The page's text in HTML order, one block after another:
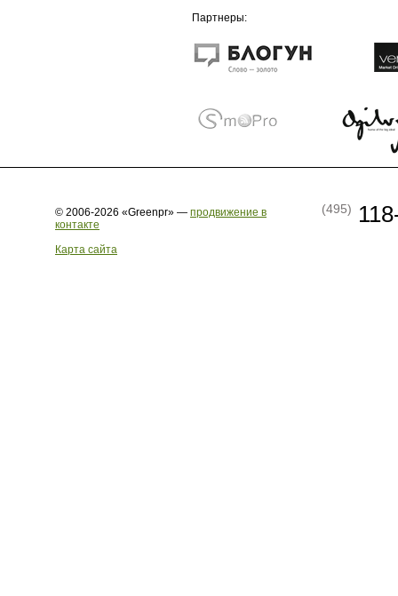
Партнеры:
© 2006-2026 «Greenpr» — продвижение в
контакте
Карта сайта
(495)